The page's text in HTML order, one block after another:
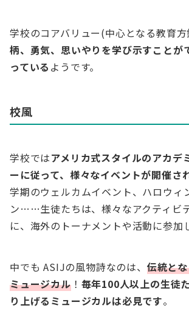
学校のコアバリュー(中心となる教育方
柄、勇気、思いやりを学び示すことが
っている ようです。
校風
学校ではアメリカ式スタイルのアカデ
ーに従って、様々なイベントが開催さ
学期のウェルカムイベント、ハロウィ
ン……生徒たちは、様々なアクティビ
に、海外のトーナメントや活動に参加
中でも ASIJの風物詩なのは、 伝統と
ミュージカル！ 毎年100人以上の生徒
り上げるミュージカルは必見です。